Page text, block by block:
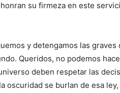
su firmeza en este
y detengamos las
Queridos, no podemos
deben respetar las
oscuridad se burlan de esa